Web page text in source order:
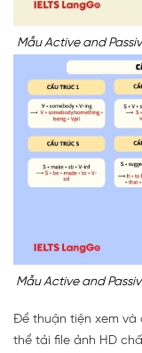
Mẫu Active and
Mẫu Active and
Để thuận tiện xem và
thể tải file ảnh HD